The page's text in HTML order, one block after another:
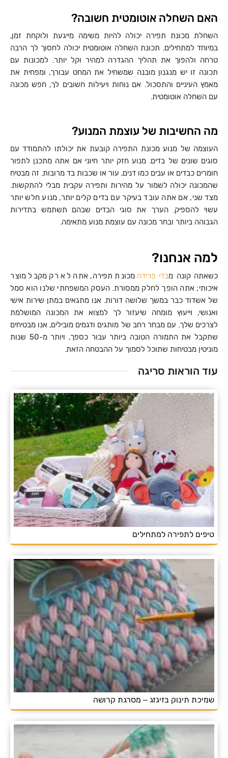
האם השחלה אוטומטית חשובה?
השחלת מכונת תפירה יכולה להיות משימה מייגעת ולוקחת זמן,
במיוחד למתחילים. תכונת השחלה אוטומטית יכולה לחסוך לך הרבה
טרחה ולהפוך את תהליך ההגדרה למהיר וקל יותר. למכונות עם
תכונה זו יש מנגנון מובנה שמשחיל את המחט עבורך, ומפחית את
מאמץ העיניים והתסכול. אם נוחות ויעילות חשובים לך, חפש מכונה
עם השחלה אוטומטית.
מה החשיבות של עוצמת המנוע?
העוצמה של מנוע מכונת התפירה קובעת את יכולתו להתמודד עם
סוגים שונים של בדים. מנוע חזק יותר חיוני אם אתה מתכנן לתפור
חומרים כבדים או עבים כמו דנים, עור או שכבות בד מרובות. זה מבטיח
שהמכונה יכולה לשמור על מהירות ותפירה עקבית מבלי להתקשות.
מצד שני, אם אתה עובד בעיקר עם בדים קלים יותר, מנוע חלש יותר
עשוי להספיק. הערך את סוגי הבדים שבהם תשתמש בתדירות
הגבוהה ביותר ובחר מכונה עם עוצמת מנוע מתאימה.
למה אנחנו?
כשאתה קונה מבדי פרידה מכונת תפירה, אתה לא רק מקבל מוצר
איכותי; אתה הופך לחלק ממסורת. העסק המשפחתי שלנו הוא סמל
של אשדוד כבר במשך שלושה דורות. אנו מתגאים במתן שירות אישי
ואנושי, וייעוץ מומחה שיעזור לך למצוא את המכונה המושלמת
לצרכים שלך. עם מבחר רחב של מותגים ודגמים מובילים, אנו מבטיחים
שתקבל את התמורה הטובה ביותר עבור כספך, ויותר מ-50 שנות
מוניטין מבטיחות שתוכל לסמוך על ההבטחה הזאת.
עוד הוראות סריגה
טיפים לתפירה למתחילים
שמיכת תינוק בזיגזג – מסרגת קרושה